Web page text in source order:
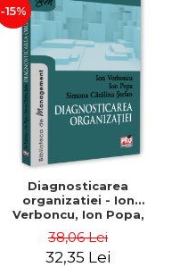
-15%
Diagnosticarea
organizatiei - Ion
Verboncu, Ion Popa,
38,06 Lei
32,35 Lei